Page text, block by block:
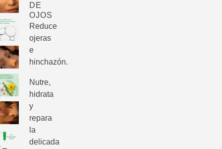
DE
OJOS
Reduce
ojeras
e
hinchazón.
Nutre,
hidrata
y
repara
la
delicada